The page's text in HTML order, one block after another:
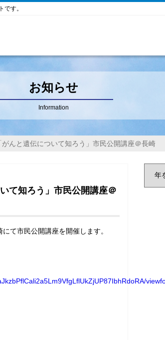
です。
お知らせ
Information
んと遺伝について知ろう」市民公開講座＠長崎
て知ろう」市民公開講座＠
て市民公開講座を開催します。